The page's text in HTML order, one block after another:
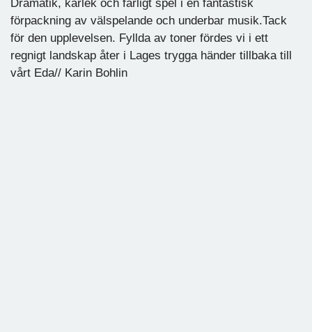
Dramatik, kärlek och farligt spel i en fantastisk
förpackning av välspelande och underbar musik.Tack
för den upplevelsen. Fyllda av toner fördes vi i ett
regnigt landskap åter i Lages trygga händer tillbaka till
vårt Eda// Karin Bohlin